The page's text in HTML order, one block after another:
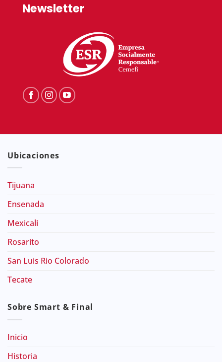
Newsletter
Ubicaciones
Tijuana
Ensenada
Mexicali
Rosarito
San Luis Rio Colorado
Tecate
Sobre Smart & Final
Inicio
Historia